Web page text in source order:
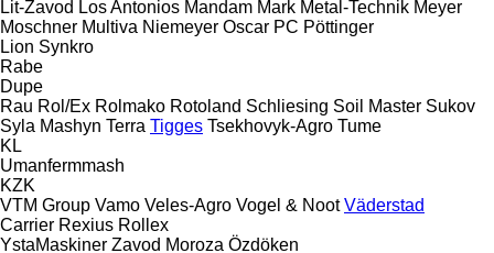
Lit-Zavod Los Antonios Mandam Mark Metal-Technik Meyer
Moschner Multiva Niemeyer Oscar PC Pöttinger
Lion Synkro
Rabe
Dupe
Rau Rol/Ex Rolmako Rotoland Schliesing Soil Master Sukov
Syla Mashyn Terra Tigges Tsekhovyk-Agro Tume
KL
Umanfermmash
KZK
VTM Group Vamo Veles-Agro Vogel & Noot Väderstad
Carrier Rexius Rollex
YstaMaskiner Zavod Moroza Özdöken